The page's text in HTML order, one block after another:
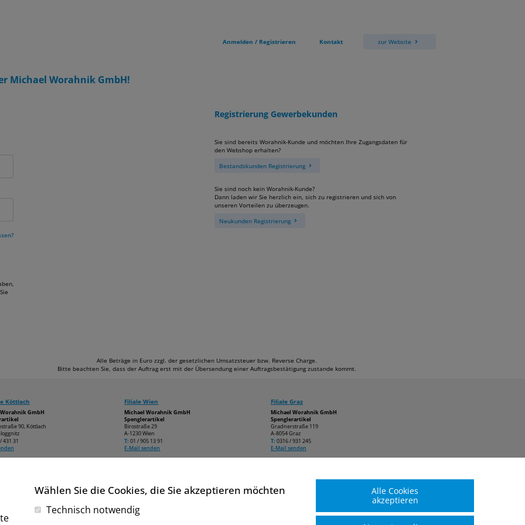
Anmelden / Registrieren Kontakt zur Website
Michael Worahnik GmbH!
Registrierung Gewerbekunden
Sie sind bereits Worahnik-Kunde und möchten Ihre Zugangsdaten für
den Webshop erhalten?
Bestandskunden Registrierung
Sie sind noch kein Worahnik-Kunde?
Dann laden wir Sie herzlich ein, sich zu registrieren und sich von
unseren Vorteilen zu überzeugen.
Neukunden Registrierung
Alle Beträge in Euro zzgl. der gesetzlichen Umsatzsteuer bzw. Reverse Charge.
Bitte beachten Sie, dass der Auftrag erst mit der Übersendung einer Auftragsbestätigung zustande kommt.
Köttlach
GmbH
90, Köttlach
431 31
Filiale Wien
Michael Worahnik GmbH
Spenglerartikel
Birostraße 29
A-1230 Wien
T: 01 / 905 13 91
E-Mail senden
Filiale Graz
Michael Worahnik GmbH
Spenglerartikel
Gradnerstraße 119
A-8054 Graz
T: 0316 / 931 245
E-Mail senden
Wählen Sie die Cookies, die Sie akzeptieren möchten
Technisch notwendig
Alle Cookies
akzeptieren